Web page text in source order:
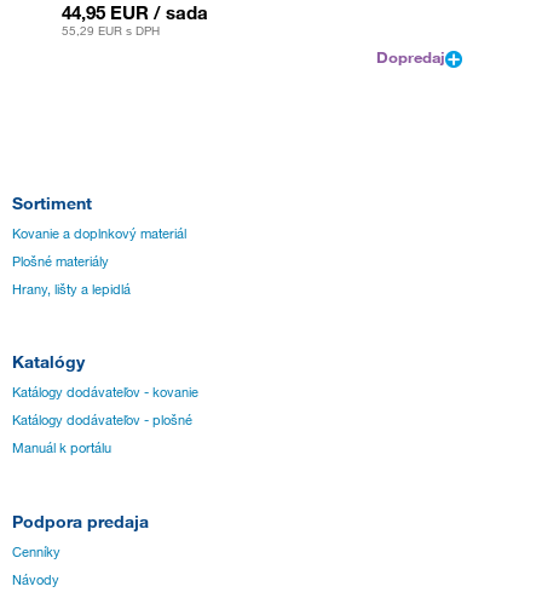
44,95 EUR / sada
55,29 EUR s DPH
Dopredaj
Sortiment
Kovanie a doplnkový materiál
Plošné materiály
Hrany, lišty a lepidlá
Katalógy
Katálogy dodávateľov - kovanie
Katálogy dodávateľov - plošné
Manuál k portálu
Podpora predaja
Cenníky
Návody